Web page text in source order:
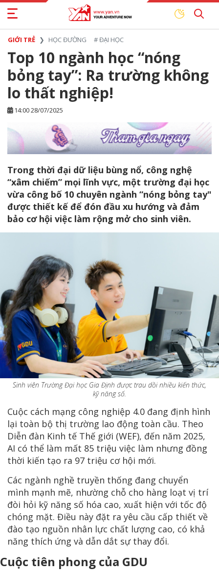
GIỚI TRẺ HỌC ĐƯỜNG #ĐẠI HỌC
Top 10 ngành học “nóng
bỏng tay”: Ra trường không
lo thất nghiệp!
14:00 28/07/2025
Trong thời đại dữ liệu bùng nổ, công nghệ
“xâm chiếm” mọi lĩnh vực, một trường đại học
vừa công bố 10 chuyên ngành “nóng bỏng tay"
được thiết kế để đón đầu xu hướng và đảm
bảo cơ hội việc làm rộng mở cho sinh viên.
Sinh viên Trường Đại học Gia Định được trau dồi nhiều kiến thức,
kỹ năng số.
Cuộc cách mạng công nghiệp 4.0 đang định hình
lại toàn bộ thị trường lao động toàn cầu. Theo
Diễn đàn Kinh tế Thế giới (WEF), đến năm 2025,
AI có thể làm mất 85 triệu việc làm nhưng đồng
thời kiến tạo ra 97 triệu cơ hội mới.
Các ngành nghề truyền thống đang chuyển
mình mạnh mẽ, nhường chỗ cho hàng loạt vị trí
đòi hỏi kỹ năng số hóa cao, xuất hiện với tốc độ
chóng mặt. Điều này đặt ra yêu cầu cấp thiết về
đào tạo nguồn nhân lực chất lượng cao, có khả
năng thích ứng và dẫn dắt sự thay đổi.
Cuộc tiên phong của GDU